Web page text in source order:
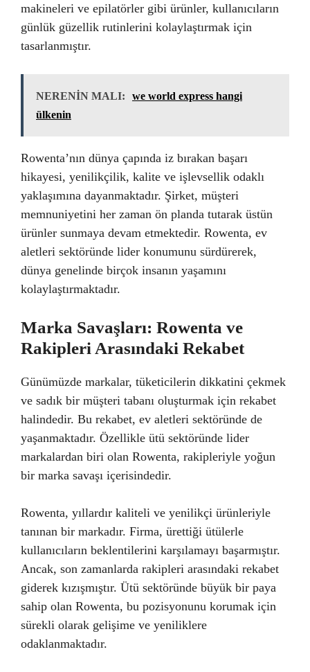
makineleri ve epilatörler gibi ürünler, kullanıcıların
günlük güzellik rutinlerini kolaylaştırmak için
tasarlanmıştır.
NERENİN MALI:
we world express hangi
ülkenin
Rowenta’nın dünya çapında iz bırakan başarı
hikayesi, yenilikçilik, kalite ve işlevsellik odaklı
yaklaşımına dayanmaktadır. Şirket, müşteri
memnuniyetini her zaman ön planda tutarak üstün
ürünler sunmaya devam etmektedir. Rowenta, ev
aletleri sektöründe lider konumunu sürdürerek,
dünya genelinde birçok insanın yaşamını
kolaylaştırmaktadır.
Marka Savaşları: Rowenta ve
Rakipleri Arasındaki Rekabet
Günümüzde markalar, tüketicilerin dikkatini çekmek
ve sadık bir müşteri tabanı oluşturmak için rekabet
halindedir. Bu rekabet, ev aletleri sektöründe de
yaşanmaktadır. Özellikle ütü sektöründe lider
markalardan biri olan Rowenta, rakipleriyle yoğun
bir marka savaşı içerisindedir.
Rowenta, yıllardır kaliteli ve yenilikçi ürünleriyle
tanınan bir markadır. Firma, ürettiği ütülerle
kullanıcıların beklentilerini karşılamayı başarmıştır.
Ancak, son zamanlarda rakipleri arasındaki rekabet
giderek kızışmıştır. Ütü sektöründe büyük bir paya
sahip olan Rowenta, bu pozisyonunu korumak için
sürekli olarak gelişime ve yeniliklere
odaklanmaktadır.